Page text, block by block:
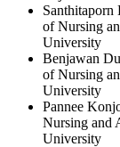
of Nursing
University
Benjawan
of Nursing
University
Pannee
Nursing and
University